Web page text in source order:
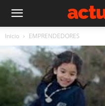
Inicio EMPRENDEDORES